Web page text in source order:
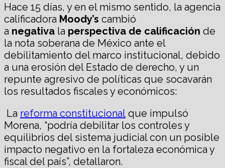
Hace 15 días, y en el mismo sentido, la agencia
calificadora Moody’s cambió
a negativa la perspectiva de calificación de
la nota soberana de México ante el
debilitamiento del marco institucional, debido
a una erosión del Estado de derecho, y un
repunte agresivo de políticas que socavarán
los resultados fiscales y económicos:
La reforma constitucional que impulsó
Morena, “podría debilitar los controles y
equilibrios del sistema judicial con un posible
impacto negativo en la fortaleza económica y
fiscal del país”, detallaron.